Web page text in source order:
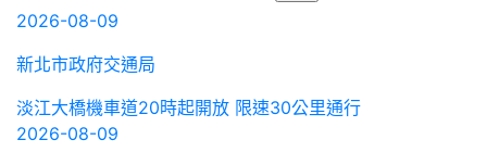
2026-08-09
新北市政府交通局
淡江大橋機車道20時起開放 限速30公里通行
2026-08-09